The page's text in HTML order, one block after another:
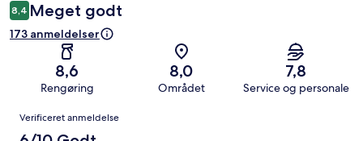
8,4 Meget godt
173 anmeldelser
8,6
Rengøring
8,0
Området
7,8
Service og personale
Anmeldelser
Verificeret anmeldelse